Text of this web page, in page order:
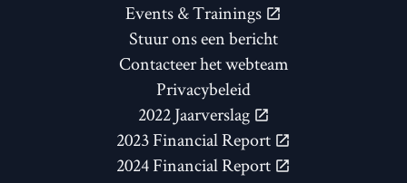
Events & Trainings
Stuur ons een bericht
Contacteer het webteam
Privacybeleid
2022 Jaarverslag
2023 Financial Report
2024 Financial Report